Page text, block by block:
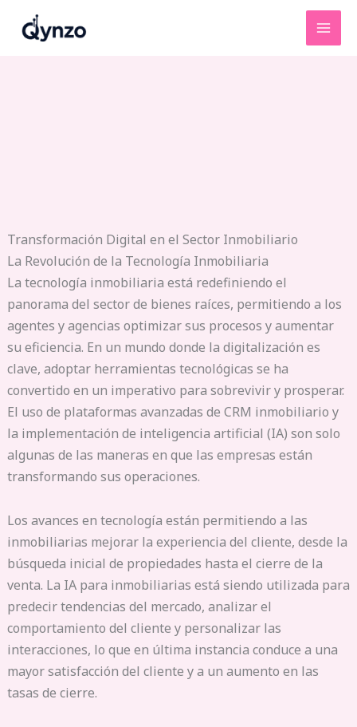
Transformación Digital en el Sector Inmobiliario
La Revolución de la Tecnología Inmobiliaria
La tecnología inmobiliaria está redefiniendo el
panorama del sector de bienes raíces, permitiendo a los
agentes y agencias optimizar sus procesos y aumentar
su eficiencia. En un mundo donde la digitalización es
clave, adoptar herramientas tecnológicas se ha
convertido en un imperativo para sobrevivir y prosperar.
El uso de plataformas avanzadas de CRM inmobiliario y
la implementación de inteligencia artificial (IA) son solo
algunas de las maneras en que las empresas están
transformando sus operaciones.
Los avances en tecnología están permitiendo a las
inmobiliarias mejorar la experiencia del cliente, desde la
búsqueda inicial de propiedades hasta el cierre de la
venta. La IA para inmobiliarias está siendo utilizada para
predecir tendencias del mercado, analizar el
comportamiento del cliente y personalizar las
interacciones, lo que en última instancia conduce a una
mayor satisfacción del cliente y a un aumento en las
tasas de cierre.